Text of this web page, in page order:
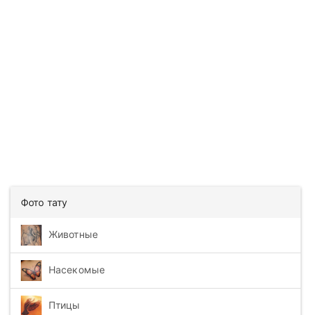
Фото тату
Животные
Насекомые
Птицы